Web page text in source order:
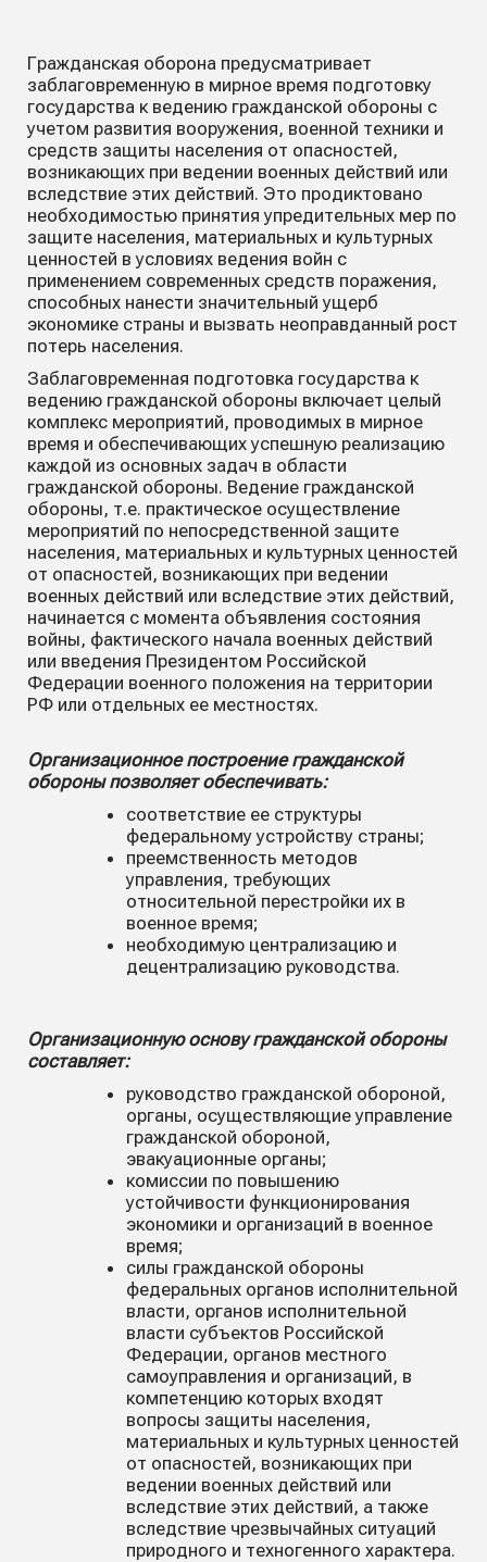
Гражданская оборона предусматривает
заблаговременную в мирное время подготовку
государства к ведению гражданской обороны с
учетом развития вооружения, военной техники и
средств защиты населения от опасностей,
возникающих при ведении военных действий или
вследствие этих действий. Это продиктовано
необходимостью принятия упредительных мер по
защите населения, материальных и культурных
ценностей в условиях ведения войн с
применением современных средств поражения,
способных нанести значительный ущерб
экономике страны и вызвать неоправданный рост
потерь населения.
Заблаговременная подготовка государства к
ведению гражданской обороны включает целый
комплекс мероприятий, проводимых в мирное
время и обеспечивающих успешную реализацию
каждой из основных задач в области
гражданской обороны. Ведение гражданской
обороны, т.е. практическое осуществление
мероприятий по непосредственной защите
населения, материальных и культурных ценностей
от опасностей, возникающих при ведении
военных действий или вследствие этих действий,
начинается с момента объявления состояния
войны, фактического начала военных действий
или введения Президентом Российской
Федерации военного положения на территории
РФ или отдельных ее местностях.
Организационное построение гражданской
обороны позволяет обеспечивать:
соответствие ее структуры
федеральному устройству страны;
преемственность методов
управления, требующих
относительной перестройки их в
военное время;
необходимую централизацию и
децентрализацию руководства.
Организационную основу гражданской обороны
составляет:
руководство гражданской обороной,
органы, осуществляющие управление
гражданской обороной,
эвакуационные органы;
комиссии по повышению
устойчивости функционирования
экономики и организаций в военное
время;
силы гражданской обороны
федеральных органов исполнительной
власти, органов исполнительной
власти субъектов Российской
Федерации, органов местного
самоуправления и организаций, в
компетенцию которых входят
вопросы защиты населения,
материальных и культурных ценностей
от опасностей, возникающих при
ведении военных действий или
вследствие этих действий, а также
вследствие чрезвычайных ситуаций
природного и техногенного характера.